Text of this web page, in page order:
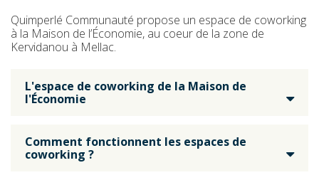
Quimperlé Communauté propose un espace de coworking
à la Maison de l’Économie, au coeur de la zone de
Kervidanou à Mellac.
L'espace de coworking de la Maison de
l'Économie
Comment fonctionnent les espaces de
coworking ?